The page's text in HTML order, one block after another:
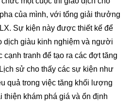
của mình, với tổng giải thưởng
Sự kiện này được thiết kế để
dịch giàu kinh nghiệm và người
cạnh tranh để tạo ra các đợt tăng
sử cho thấy các sự kiện như
quả trong việc tăng khối lượng
thiện khám phá giá và ổn định